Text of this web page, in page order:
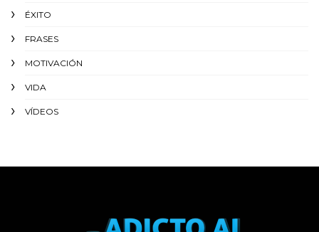
ÉXITO‬
FRASES
MOTIVACIÓN
VIDA
VÍDEOS